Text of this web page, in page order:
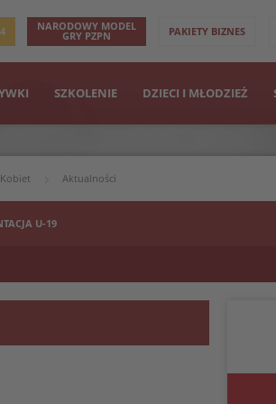
NARODOWY MODEL
GRY PZPN PAKIETY BIZNES
SZKOLENIE DZIECI I MŁODZIEŻ
Aktualności
U-19